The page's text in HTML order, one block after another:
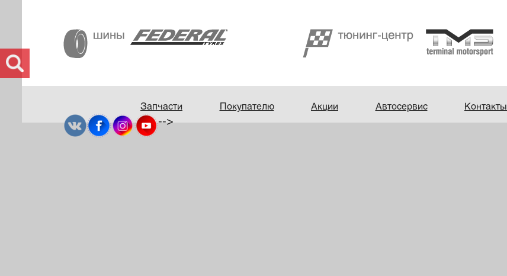
Запчасти Покупателю Акции Автосервис Контакты
-->